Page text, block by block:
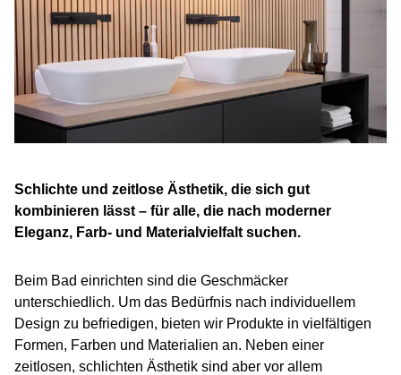
Schlichte und zeitlose Ästhetik, die sich gut
kombinieren lässt – für alle, die nach moderner
Eleganz, Farb- und Materialvielfalt suchen.
Beim Bad einrichten sind die Geschmäcker
unterschiedlich. Um das Bedürfnis nach individuellem
Design zu befriedigen, bieten wir Produkte in vielfältigen
Formen, Farben und Materialien an. Neben einer
zeitlosen, schlichten Ästhetik sind aber vor allem